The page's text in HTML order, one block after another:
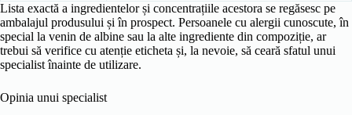
Lista exactă a ingredientelor și concentrațiile acestora se regăsesc pe
ambalajul produsului și în prospect. Persoanele cu alergii cunoscute, în
special la venin de albine sau la alte ingrediente din compoziție, ar
trebui să verifice cu atenție eticheta și, la nevoie, să ceară sfatul unui
specialist înainte de utilizare.
Opinia unui specialist